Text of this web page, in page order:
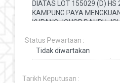
Status Pewartaan :
Tarikh Keputusan :